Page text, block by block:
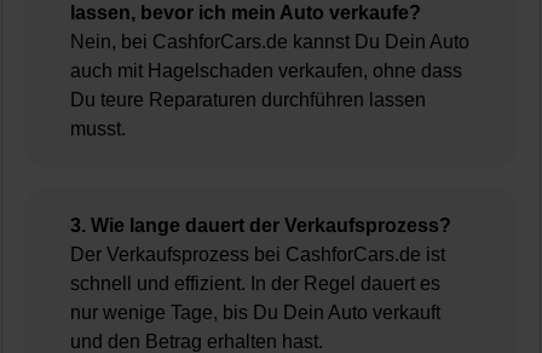
lassen, bevor ich mein Auto verkaufe?
Nein, bei CashforCars.de kannst Du Dein Auto
auch mit Hagelschaden verkaufen, ohne dass
Du teure Reparaturen durchführen lassen
musst.
3. Wie lange dauert der Verkaufsprozess?
Der Verkaufsprozess bei CashforCars.de ist
schnell und effizient. In der Regel dauert es
nur wenige Tage, bis Du Dein Auto verkauft
und den Betrag erhalten hast.